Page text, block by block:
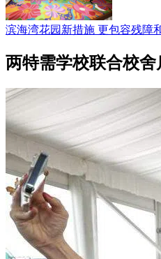
滨海湾花园新措施 更包容残障
两特需学校联合校